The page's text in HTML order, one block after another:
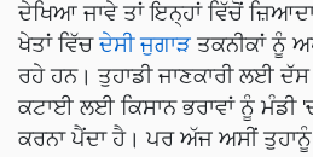
ਦੇਖਿਆ ਜਾਵੇ ਤਾਂ ਇਨ੍ਹਾਂ ਵਿੱਚੋਂ
ਖੇਤਾਂ ਵਿੱਚ ਦੇਸੀ ਜੁਗਾੜ ਤਕਨੀਕਾਂ ਨੂੰ
ਰਹੇ ਹਨ। ਤੁਹਾਡੀ ਜਾਣਕਾਰੀ ਲਈ
ਕਟਾਈ ਲਈ ਕਿਸਾਨ ਭਰਾਵਾਂ ਨੂੰ ਮੰਡੀ
ਕਰਨਾ ਪੈਂਦਾ ਹੈ। ਪਰ ਅੱਜ ਅਸੀਂ ਤੁਹਾਨੂੰ